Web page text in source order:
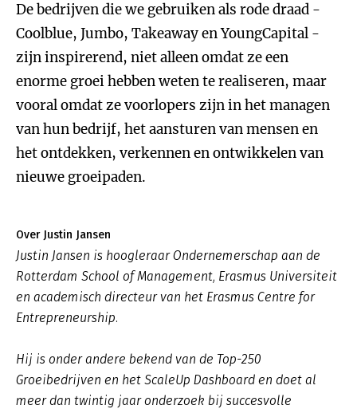
De bedrijven die we gebruiken als rode draad -
Coolblue, Jumbo, Takeaway en YoungCapital -
zijn inspirerend, niet alleen omdat ze een
enorme groei hebben weten te realiseren, maar
vooral omdat ze voorlopers zijn in het managen
van hun bedrijf, het aansturen van mensen en
het ontdekken, verkennen en ontwikkelen van
nieuwe groeipaden.
Over Justin Jansen
Justin Jansen is hoogleraar Ondernemerschap aan de
Rotterdam School of Management, Erasmus Universiteit
en academisch directeur van het Erasmus Centre for
Entrepreneurship.
Hij is onder andere bekend van de Top-250
Groeibedrijven en het ScaleUp Dashboard en doet al
meer dan twintig jaar onderzoek bij succesvolle